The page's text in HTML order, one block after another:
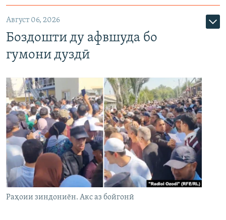
Август 06, 2026
Боздошти ду афвшуда бо
гумони дуздӣ
Раҳоии зиндониён. Акс аз бойгонӣ